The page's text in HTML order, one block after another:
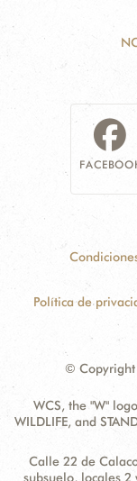
Política de
© Copyright
WCS, the "W"
WILDLIFE, and
Contact
Information
Address:
Calle 22 de
subsuelo, locales